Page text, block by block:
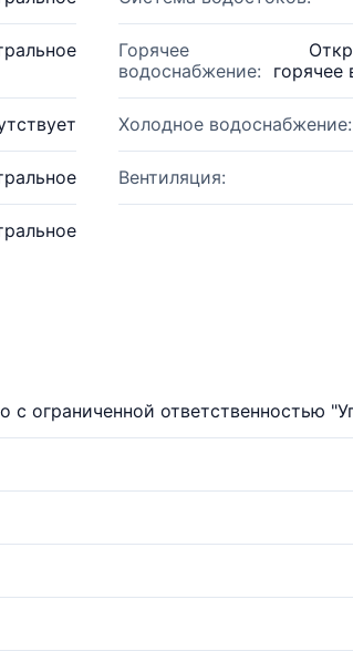
Горячее
водоснабжение:
горячее
Холодное водоснабжение:
Вентиляция:
с ограниченной ответственностью